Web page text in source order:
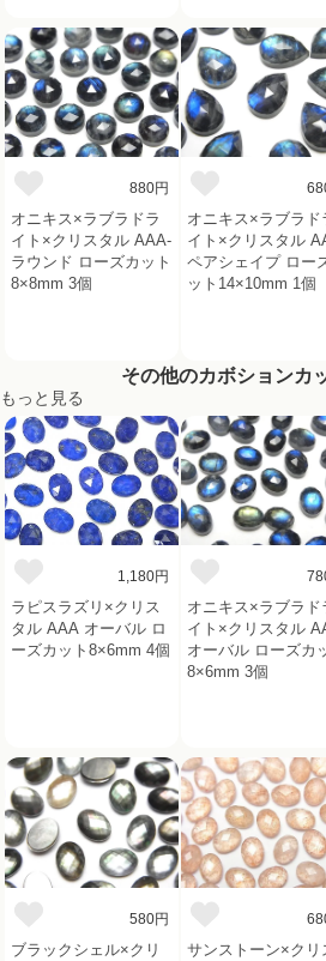
880円
オニキス×ラブラドラ
イト×クリスタル AAA-
ラウンド ローズカット
8×8mm 3個
オニキス×ラブラド
イト×クリスタル
ペアシェイプ ロー
ット14×10mm 1個
その他のカボションカ
もっと見る
1,180円
ラピスラズリ×クリス
タル AAA オーバル ロ
ーズカット8×6mm 4個
オニキス×ラブラド
イト×クリスタル
オーバル ローズカ
8×6mm 3個
580円
ブラックシェル×クリ
サンストーン×クリ